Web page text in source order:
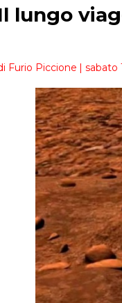
lungo
Furio Piccione | sabato